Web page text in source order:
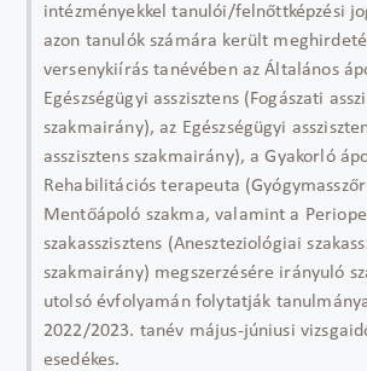
intézményekkel tanulói/felnőttképzési
azon tanulók számára került
versenykiírás tanévében az Általános
Egészségügyi asszisztens (Fogászati
szakmairány), az Egészségügyi
asszisztens szakmairány), a Gyakorló
Rehabilitációs terapeuta
Mentőápoló szakma, valamint a
szakasszisztens (Aneszteziológiai
szakmairány) megszerzésére irányuló
utolsó évfolyamán folytatják
2022/2023. tanév május-júniusi
esedékes.